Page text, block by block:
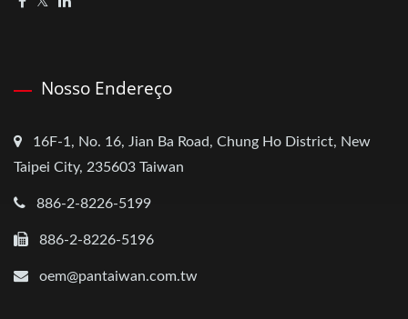
Nosso Endereço
16F-1, No. 16, Jian Ba Road, Chung Ho District, New
Taipei City, 235603 Taiwan
886-2-8226-5199
886-2-8226-5196
oem@pantaiwan.com.tw